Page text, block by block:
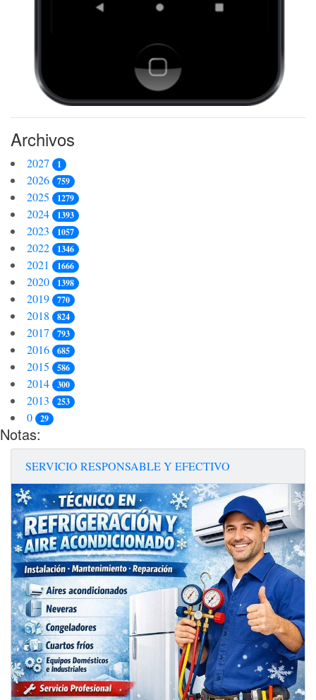
Archivos
2027 1
2026 759
2025 1279
2024 1393
2023 1057
2022 1346
2021 1666
2020 1398
2019 770
2018 824
2017 793
2016 685
2015 586
2014 300
2013 253
0 29
Notas:
SERVICIO RESPONSABLE Y EFECTIVO